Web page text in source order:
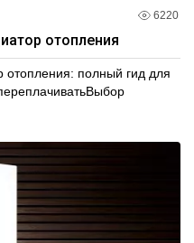
6220
отопления
отопления: полный гид для